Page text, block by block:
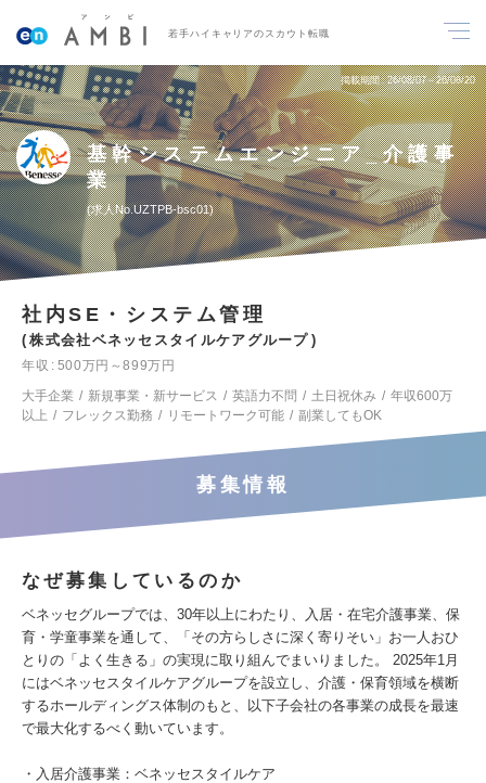
若手ハイキャリアのスカウト転職
掲載期間 26/08/07～26/08/20
基幹システムエンジニア_介護事
業
求人No.UZTPB-bsc01
社内SE・システム管理
株式会社ベネッセスタイルケアグループ
年収
500万円～899万円
大手企業
新規事業・新サービス 英語力不問 土日祝休み
年収600万
以上
フレックス勤務 リモートワーク可能 副業してもOK
募集情報
なぜ募集しているのか
ベネッセグループでは、30年以上にわたり、入居・在宅介護事業、保
育・学童事業を通して、「その方らしさに深く寄りそい」お一人おひ
とりの「よく生きる」の実現に取り組んでまいりました。 2025年1月
にはベネッセスタイルケアグループを設立し、介護・保育領域を横断
するホールディングス体制のもと、以下子会社の各事業の成長を最速
で最大化するべく動いています。
・入居介護事業：ベネッセスタイルケア